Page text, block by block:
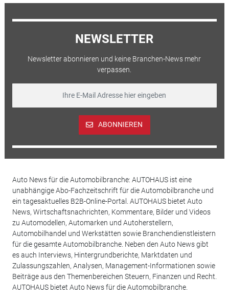
NEWSLETTER
Newsletter abonnieren und keine Branchen-News mehr
verpassen.
ABONNIEREN
Auto News für die Automobilbranche: AUTOHAUS ist eine
unabhängige Abo-Fachzeitschrift für die Automobilbranche und
ein tagesaktuelles B2B-Online-Portal. AUTOHAUS bietet Auto
News, Wirtschaftsnachrichten, Kommentare, Bilder und Videos
zu Automodellen, Automarken und Autoherstellern,
Automobilhandel und Werkstätten sowie Branchendienstleistern
für die gesamte Automobilbranche. Neben den Auto News gibt
es auch Interviews, Hintergrundberichte, Marktdaten und
Zulassungszahlen, Analysen, Management-Informationen sowie
Beiträge aus den Themenbereichen Steuern, Finanzen und Recht.
AUTOHAUS bietet Auto News für die Automobilbranche.